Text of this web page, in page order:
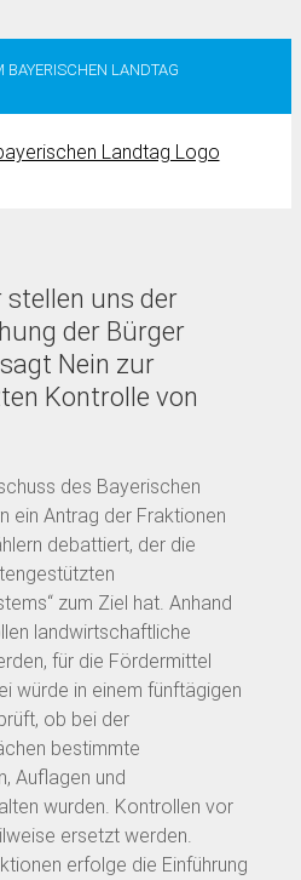
BAYERISCHEN LANDTAG
stellen uns der
der Bürger
Nein zur
Kontrolle von
des Bayerischen
ein Antrag der Fraktionen
debattiert, der die
zum Ziel hat. Anhand
landwirtschaftliche
für die Fördermittel
würde in einem fünftägigen
ob bei der
bestimmte
Auflagen und
wurden. Kontrollen vor
ersetzt werden.
erfolge die Einführung